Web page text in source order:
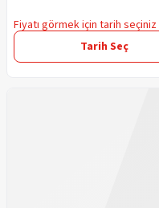
Fiyatı görmek için tarih seçiniz
Tarih Seç